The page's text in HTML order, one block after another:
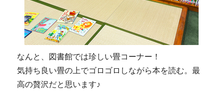
なんと、図書館では珍しい畳コーナー！
気持ち良い畳の上でゴロゴロしながら本を読む。最
高の贅沢だと思います♪